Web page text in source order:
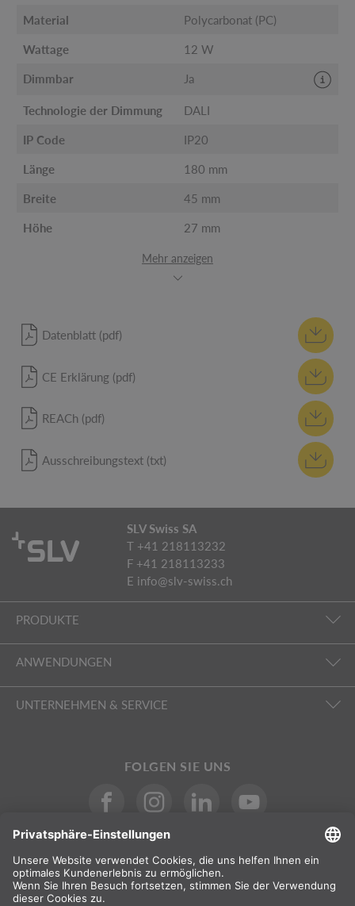
Material Polycarbonat (PC)
Wattage 12 W
Dimmbar Ja
Technologie der Dimmung DALI
IP Code IP20
Länge 180 mm
Breite 45 mm
Höhe 27 mm
Mehr anzeigen
Datenblatt (pdf)
CE Erklärung (pdf)
REACh (pdf)
Ausschreibungstext (txt)
SLV Swiss SA
T +41 218113232
F +41 218113233
E info@slv-swiss.ch
PRODUKTE
ANWENDUNGEN
UNTERNEHMEN & SERVICE
FOLGEN SIE UNS
INTERNATIONAL
DE | FR | IT Schweiz